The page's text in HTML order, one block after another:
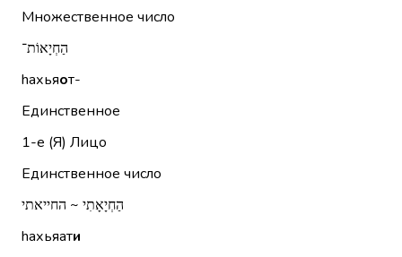
Множественное число
הַחְיָאוֹת־
hахьяот-
Единственное
1-е (Я) Лицо
Единственное число
הַחְיָאָתִי ~ החייאתי
hахьяати